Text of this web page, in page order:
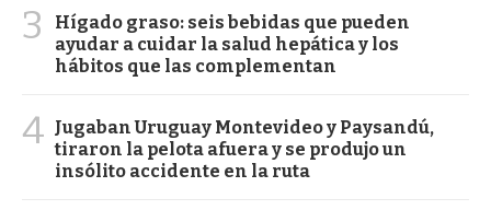
3
Hígado graso: seis bebidas que pueden
ayudar a cuidar la salud hepática y los
hábitos que las complementan
4 Jugaban Uruguay Montevideo y Paysandú,
tiraron la pelota afuera y se produjo un
insólito accidente en la ruta